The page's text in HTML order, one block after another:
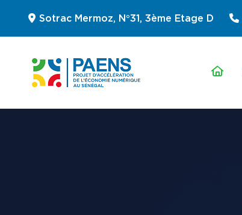
Sotrac Mermoz, N°31, 3ème Etage D